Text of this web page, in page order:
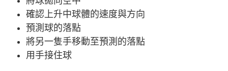
確認上升中球體的速度與方向
預測球的落點
將另一隻手移動至預測的落點
用手接住球